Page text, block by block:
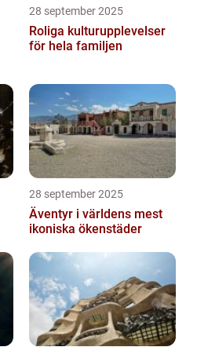
28 september 2025
Roliga kulturupplevelser
för hela familjen
28 september 2025
Äventyr i världens mest
ikoniska ökenstäder